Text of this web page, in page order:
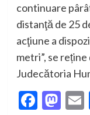
continuare
distanţă de 25
acţiune a
metri”, se
Judecătoria